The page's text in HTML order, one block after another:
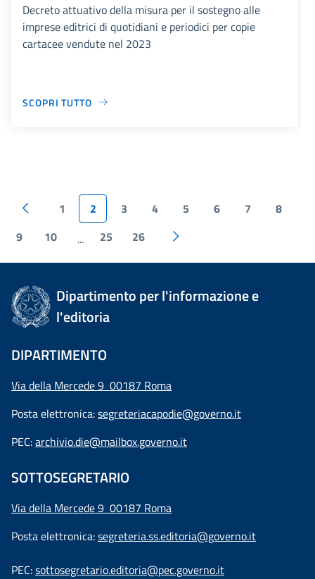
Decreto attuativo della misura per il sostegno alle
imprese editrici di quotidiani e periodici per copie
cartacee vendute nel 2023
SCOPRI TUTTO
1 2 3 4 5 6 7
8
9
10 ... 25 26
Dipartimento per l'informazione e
l'editoria
DIPARTIMENTO
Via della Mercede 9 00187 Roma
Posta elettronica:segreteriacapodie@governo.it
PEC:archivio.die@mailbox.governo.it
SOTTOSEGRETARIO
Via della Mercede 9 00187 Roma
Posta elettronica:segreteria.ss.editoria@governo.it
PEC:sottosegretario.editoria@pec.governo.it